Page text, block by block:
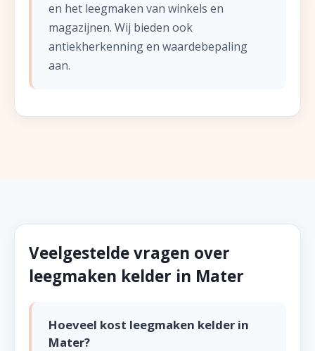
en het leegmaken van winkels en
magazijnen. Wij bieden ook
antiekherkenning en waardebepaling
aan.
Veelgestelde vragen over
leegmaken kelder in Mater
Hoeveel kost leegmaken kelder in
Mater?